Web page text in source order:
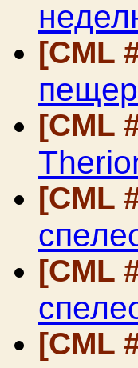
[CML
[CML
[CML
[CML
[CML